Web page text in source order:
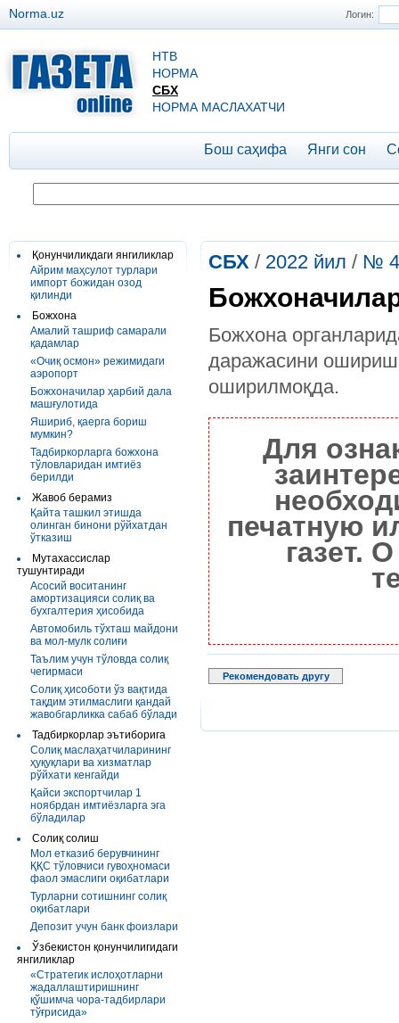
Логин:
Norma.uz
НТВ
НОРМА
СБХ
НОРМА МАСЛАХАТЧИ
Бош саҳифа Янги сон
Қонунчиликдаги янгиликлар
Айрим маҳсулот турлари
импорт божидан озод
қилинди
Божхона
Амалий ташриф самарали
қадамлар
«Очиқ осмон» режимидаги
аэропорт
Божхоначилар ҳарбий дала
машғулотида
Яшириб, қаерга бориш
мумкин?
Тадбиркорларга божхона
тўловларидан имтиёз
берилди
Жавоб берамиз
Қайта ташкил этишда
олинган бинони рўйхатдан
ўтказиш
Мутахассислар
тушунтиради
Асосий воситанинг
амортизацияси солиқ ва
бухгалтерия ҳисобида
Автомобиль тўхташ майдони
ва мол-мулк солиғи
Таълим учун тўловда солиқ
чегирмаси
Солиқ ҳисоботи ўз вақтида
тақдим этилмаслиги қандай
жавобгарликка сабаб бўлади
Тадбиркорлар эътиборига
Солиқ маслаҳатчиларининг
ҳуқуқлари ва хизматлар
рўйхати кенгайди
Қайси экспортчилар 1
ноябрдан имтиёзларга эга
бўладилар
Солиқ солиш
Мол етказиб берувчининг
ҚҚС тўловчиси гувоҳномаси
фаол эмаслиги оқибатлари
Турларни сотишнинг солиқ
оқибатлари
Депозит учун банк фоизлари
Ўзбекистон қонунчилигидаги
янгиликлар
«Стратегик ислоҳотларни
жадаллаштиришнинг
қўшимча чора-тадбирлари
тўғрисида»
СБХ / 2022 йил / №
Божхона
даражасини ошириш
оширилмоқда.
Для
печатную
газет.
Рекомендовать другу